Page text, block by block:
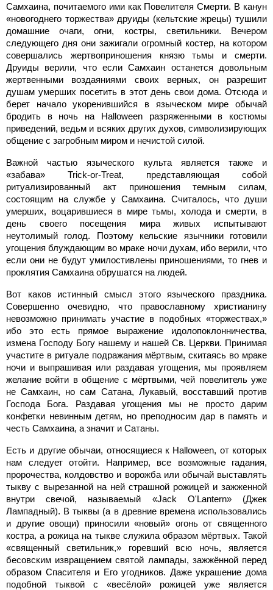
Самхаина, почитаемого ими как Повелителя Смерти. В канун
«новогоднего торжества» друиды (кельтские жрецы) тушили
домашние очаги, огни, костры, светильники. Вечером
следующего дня они зажигали огромный костер, на котором
совершались жертвоприношения князю тьмы и смерти.
Друиды верили, что если Самхаин останется довольным
жертвенными воздаяниями своих верных, он разрешит
душам умерших посетить в этот день свои дома. Отсюда и
берет начало укоренившийся в языческом мире обычай
бродить в ночь на Halloween разряженными в костюмы
приведений, ведьм и всяких других духов, символизирующих
общение с загробным миром и нечистой силой.
Важной частью языческого культа является также и
«забава» Trick-or-Treat, представляющая собой
ритуализированный акт приношения темным силам,
состоящим на службе у Самхаина. Считалось, что души
умерших, воцарившиеся в мире тьмы, холода и смерти, в
день своего посещения мира живых испытывают
неутолимый голод. Поэтому кельские язычники готовили
угощения блуждающим во мраке ночи духам, ибо верили, что
если они не будут умилостивлены приношениями, то гнев и
проклятия Самхаина обрушатся на людей.
Вот каков истинный смысл этого языческого праздника.
Совершенно очевидно, что православному христианину
невозможно принимать участие в подобных «торжествах,»
ибо это есть прямое выражениe идолопоклонничества,
измена Господу Богу нашему и нашей Св. Церкви. Принимая
участите в ритуале подражания мёртвым, скитаясь во мраке
ночи и выпрашивая или раздавая угощения, мы проявляем
желание войти в общение с мёртвыми, чей повелитель уже
не Самхаин, но сам Сатана, Лукавый, восставший против
Господа Бога. Раздавая угощения мы не просто дарим
конфетки невинным детям, но преподносим дар в память и
честь Самхаина, а значит и Сатаны.
Есть и другие обычаи, относящиеся к Наlloween, от которых
нам следует отойти. Например, все возможные гадания,
пророчества, колдовство и ворожба или обычай выставлять
тыкву с вырезанной на ней страшной рожицей и зажженной
внутри свечой, называемый «Jack O'Lantern» (Джек
Лампадный). В тыквы (а в древние времена использовались
и другие овощи) приносили «новый» огонь от священного
костра, а рожица на тыкве служила образом мёртвых. Такой
«священный светильник,» горевший всю ночь, является
бесовским извращением святой лампады, зажжённой перед
образом Спасителя и Его угодников. Даже украшение дома
подобной тыквой с «весёлой» рожицей уже является